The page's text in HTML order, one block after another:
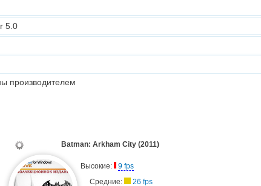
5.0
производителем
Batman: Arkham City (2011)
Высокие:
9 fps
Средние:
26 fps